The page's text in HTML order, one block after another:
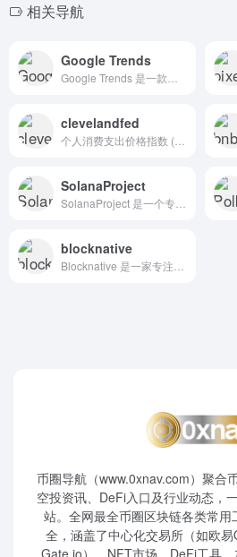
相关导航
Google Trends
clevelandfed
SolanaProject
blocknative
币圈导航（www.0xnav.com）聚合
空投资讯、DeFi入口及行业动态，
站。全网最全币圈区块链各类常用
全，涵盖了中心化交易所（如欧易
Gate.io）、NFT市场、DeFi工具